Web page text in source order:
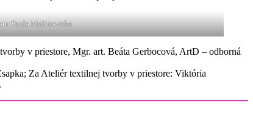
Paula Malinowska
v priestore, Mgr. art. Beáta Gerbocová, ArtD – odborná
Za Ateliér textilnej tvorby v priestore: Viktória